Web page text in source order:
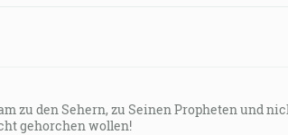
zu den Sehern, zu Seinen Propheten und
gehorchen wollen!